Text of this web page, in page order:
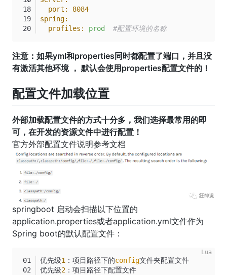
port:
8084
spring:
profiles:
prod #配置环境的名称
注意：如果yml和properties同时都配置了端口，并且没
有激活其他环境 ， 默认会使用properties配置文件的！
配置文件加载位置
外部加载配置文件的方式十分多，我们选择最常用的即
可，在开发的资源文件中进行配置！
官方外部配置文件说明参考文档
springboot 启动会扫描以下位置的
application.properties或者application.yml文件作为
Spring boot的默认配置文件：
优先级1 ：项目路径下的config文件夹配置文件
优先级2 ：项目路径下配置文件